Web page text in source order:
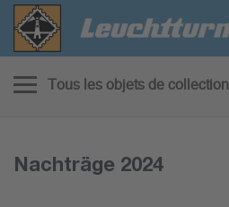
Tous les objets de collection
Nachträge 2024